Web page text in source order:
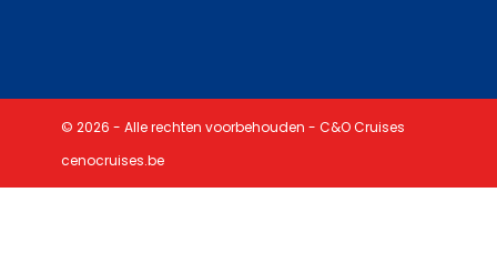
© 2026 - Alle rechten voorbehouden - C&O Cruises
cenocruises.be